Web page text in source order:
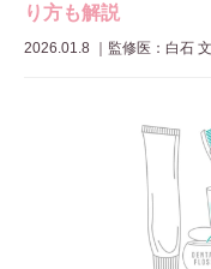
り方も解説
2026.01.8 ｜ 監修医：白石 文